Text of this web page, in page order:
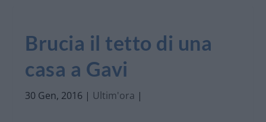
Brucia il tetto di una
casa a Gavi
30 Gen, 2016 | Ultim'ora |